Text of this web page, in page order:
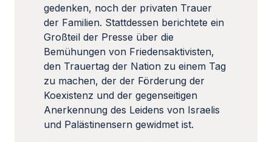
gedenken, noch der privaten Trauer
der Familien. Stattdessen berichtete ein
Großteil der Presse über die
Bemühungen von Friedensaktivisten,
den Trauertag der Nation zu einem Tag
zu machen, der der Förderung der
Koexistenz und der gegenseitigen
Anerkennung des Leidens von Israelis
und Palästinensern gewidmet ist.